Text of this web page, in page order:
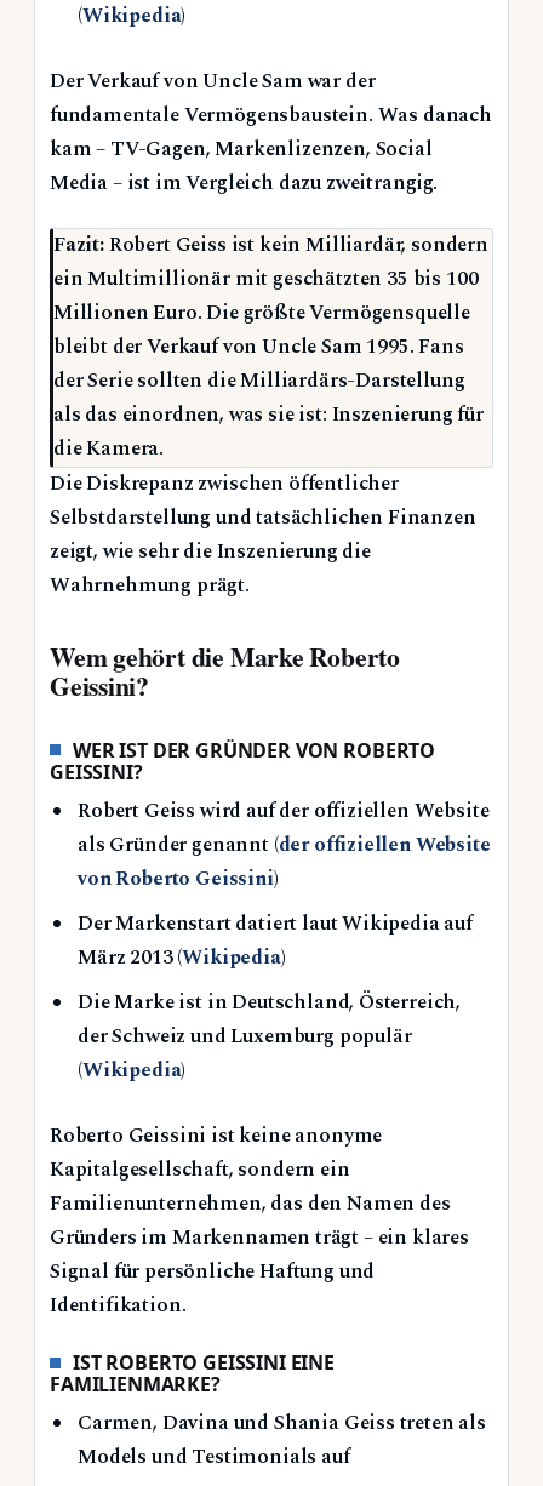
(Wikipedia)
Der Verkauf von Uncle Sam war der
fundamentale Vermögensbaustein. Was danach
kam – TV-Gagen, Markenlizenzen, Social
Media – ist im Vergleich dazu zweitrangig.
Fazit:Robert Geiss ist kein Milliardär, sondern
ein Multimillionär mit geschätzten 35 bis 100
Millionen Euro. Die größte Vermögensquelle
bleibt der Verkauf von Uncle Sam 1995. Fans
der Serie sollten die Milliardärs-Darstellung
als das einordnen, was sie ist: Inszenierung für
die Kamera.
Die Diskrepanz zwischen öffentlicher
Selbstdarstellung und tatsächlichen Finanzen
zeigt, wie sehr die Inszenierung die
Wahrnehmung prägt.
Wem gehört die Marke Roberto
Geissini?
WER IST DER GRÜNDER VON ROBERTO
GEISSINI?
Robert Geiss wird auf der offiziellen Website
als Gründer genannt (der offiziellen Website
von Roberto Geissini)
Der Markenstart datiert laut Wikipedia auf
März 2013 (Wikipedia)
Die Marke ist in Deutschland, Österreich,
der Schweiz und Luxemburg populär
(Wikipedia)
Roberto Geissini ist keine anonyme
Kapitalgesellschaft, sondern ein
Familienunternehmen, das den Namen des
Gründers im Markennamen trägt – ein klares
Signal für persönliche Haftung und
Identifikation.
IST ROBERTO GEISSINI EINE
FAMILIENMARKE?
Carmen, Davina und Shania Geiss treten als
Models und Testimonials auf